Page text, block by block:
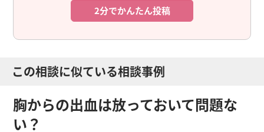
2分でかんたん投稿
この相談に似ている相談事例
胸からの出血は放っておいて問題な
い？